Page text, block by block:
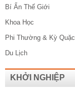
Bí Ẩn Thế Giới
Khoa Học
Phi Thường & Kỳ Quặc
Du Lịch
KHỞI NGHIỆP